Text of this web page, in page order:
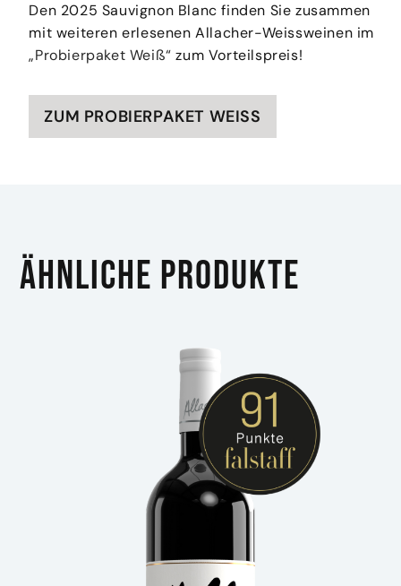
Den 2025 Sauvignon Blanc finden Sie zusammen
mit weiteren erlesenen Allacher-Weissweinen im
„Probierpaket Weiß“ zum Vorteilspreis!
ZUM PROBIERPAKET WEISS
Ähnliche Produkte